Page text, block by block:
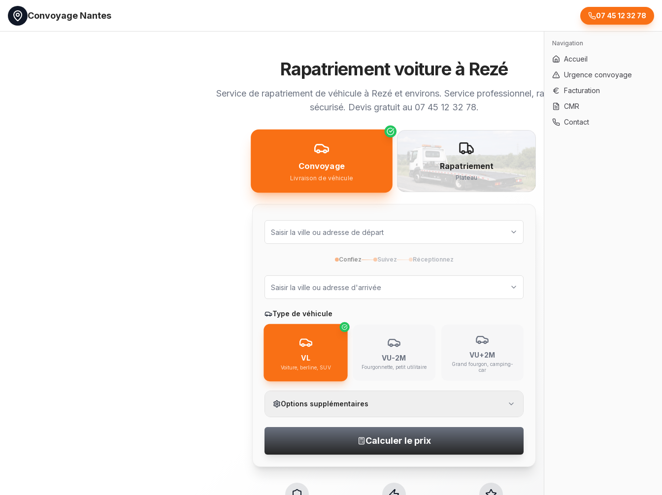
Convoyage Nantes 07 45 12 32 78
Navigation
Accueil
Urgence convoyage
Facturation
CMR
Contact
Rapatriement voiture à Rezé
Service de rapatriement de véhicule à Rezé et environs. Service professionnel, rapide et
sécurisé. Devis gratuit au 07 45 12 32 78.
Convoyage
Livraison de véhicule
Rapatriement
Plateau
Confiez Suivez Réceptionnez
Type de véhicule
VL
Voiture, berline, SUV
VU-2M
Fourgonnette, petit utilitaire
VU+2M
Grand fourgon, camping-
car
Options supplémentaires
Calculer le prix